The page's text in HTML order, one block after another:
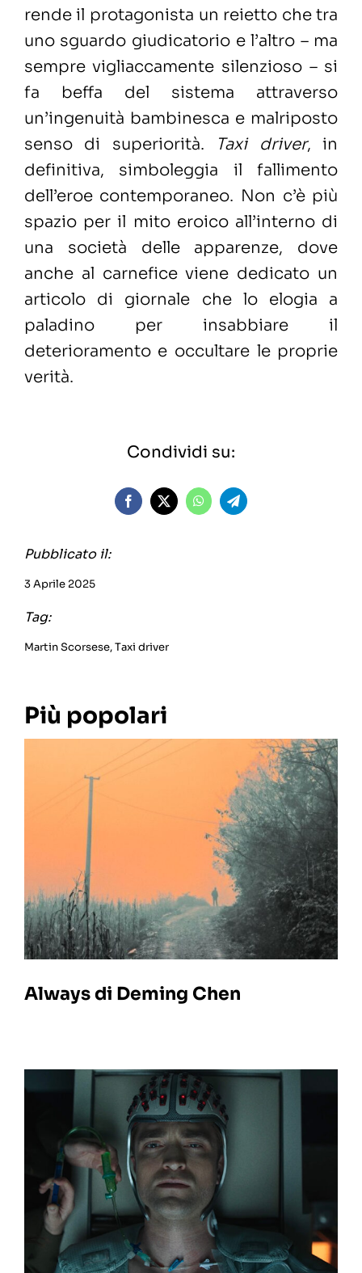
rende il protagonista un reietto che tra
uno sguardo giudicatorio e l’altro – ma
sempre vigliaccamente silenzioso – si
fa beffa del sistema attraverso
un’ingenuità bambinesca e malriposto
senso di superiorità.
Taxi driver, in
definitiva, simboleggia il fallimento
dell’eroe contemporaneo. Non c’è più
spazio per il mito eroico all’interno di
una società delle apparenze, dove
anche al carnefice viene dedicato un
articolo di giornale che lo elogia a
paladino per insabbiare il
deterioramento e occultare le proprie
verità.
Condividi su:
Pubblicato il:
3 Aprile 2025
Tag:
Martin Scorsese,Taxi driver
Più popolari
Always di Deming Chen